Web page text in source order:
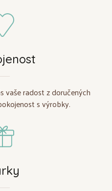
vaše radost z doručených
s výrobky.